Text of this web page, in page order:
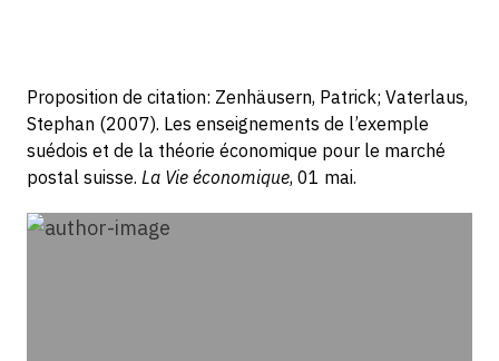
Proposition de citation: Zenhäusern, Patrick; Vaterlaus,
Stephan (2007). Les enseignements de l’exemple
suédois et de la théorie économique pour le marché
postal suisse. La Vie économique, 01 mai.